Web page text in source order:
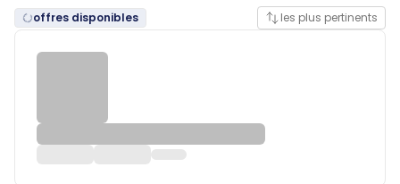
offres disponibles les plus pertinents